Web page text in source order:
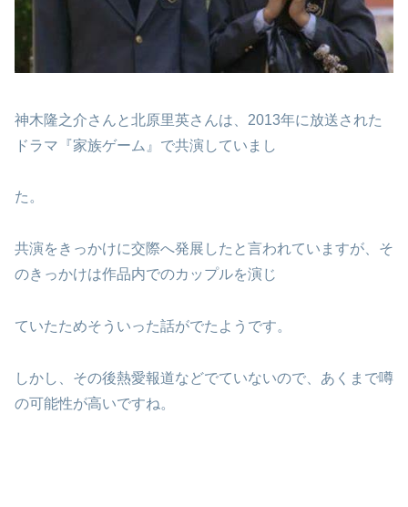
神木隆之介さんと北原里英さんは、2013年に放送された
ドラマ『家族ゲーム』で共演していまし
た。
共演をきっかけに交際へ発展したと言われていますが、そ
のきっかけは作品内でのカップルを演じ
ていたためそういった話がでたようです。
しかし、その後熱愛報道などでていないので、あくまで噂
の可能性が高いですね。